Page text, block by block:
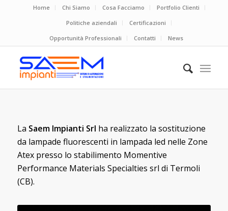
Home Chi Siamo Cosa Facciamo
Portfolio Clienti
Politiche aziendali
Certificazioni
Opportunità Professionali
Contatti News
La Saem Impianti Srl ha realizzato la sostituzione
da lampade fluorescenti in lampada led nelle Zone
Atex presso lo stabilimento Momentive
Performance Materials Specialties srl di Termoli
(CB).